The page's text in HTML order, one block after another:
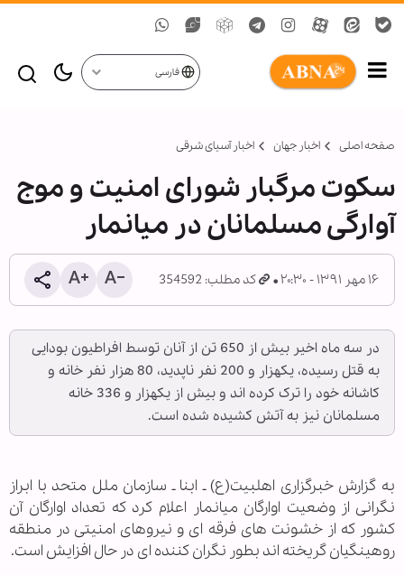
فارسی
صفحه اصلی اخبار جهان اخبار آسیای شرقی
سکوت مرگبار شورای امنیت و موج
آوارگی مسلمانان در میانمار
۱۶ مهر ۱۳۹۱ - ۲۰:۳۰ کد مطلب: 354592
در سه ماه اخیر بیش از 650 تن از آنان توسط افراطیون بودایی
به قتل رسیده، یکهزار و 200 نفر ناپدید، 80 هزار نفر خانه و
کاشانه خود را ترک کرده اند و بیش از یکهزار و 336 خانه
مسلمانان نیز به آتش کشیده شده است.
به گزارش خبرگزاری اهل‎بیت(ع) ـ ابنا ـ سازمان ملل متحد با ابراز
نگرانی از وضعیت اوارگان میانمار اعلام کرد که تعداد اوارگان آن
کشور که از خشونت های فرقه ای و نیروهای امنیتی در منطقه
روهینگیان گریخته اند بطور نگران کننده ای در حال افزایش است.